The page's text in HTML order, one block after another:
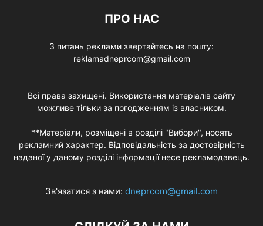
ПРО НАС
З питань реклами звертайтесь на пошту:
reklamadneprcom@gmail.com
Всі права захищені. Використання матеріалів сайту
можливе тільки за погодженням із власником.
**Матеріали, розміщені в розділі "Вибори", носять
рекламний характер. Відповідальність за достовірність
наданої у даному розділі інформації несе рекламодавець.
Зв'язатися з нами: dneprcom@gmail.com